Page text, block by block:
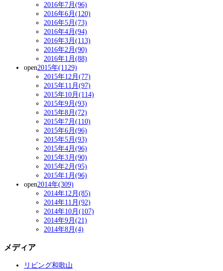
2016年7月(96)
2016年6月(120)
2016年5月(73)
2016年4月(94)
2016年3月(113)
2016年2月(90)
2016年1月(88)
open2015年(1129)
2015年12月(77)
2015年11月(97)
2015年10月(114)
2015年9月(93)
2015年8月(72)
2015年7月(110)
2015年6月(96)
2015年5月(93)
2015年4月(96)
2015年3月(90)
2015年2月(95)
2015年1月(96)
open2014年(309)
2014年12月(85)
2014年11月(92)
2014年10月(107)
2014年9月(21)
2014年8月(4)
メディア
リビング和歌山